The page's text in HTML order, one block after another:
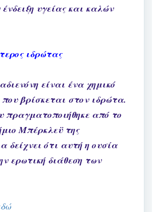
υγείας και καλών
ιδρώτας
είναι ένα χημικό
βρίσκεται στον ιδρώτα.
πραγματοποιήθηκε από το
Μπέρκλεϋ της
δείχνει ότι αυτή η ουσία
ερωτική διάθεση των